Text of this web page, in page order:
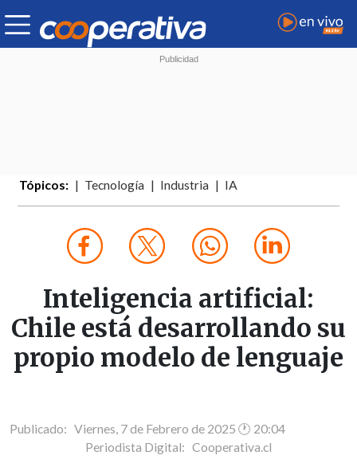
Tópicos: Tecnología Industria IA
Inteligencia artificial:
Chile está desarrollando su
propio modelo de lenguaje
Publicado: Viernes, 7 de Febrero de 2025 🕐 20:04
Periodista Digital: Cooperativa.cl